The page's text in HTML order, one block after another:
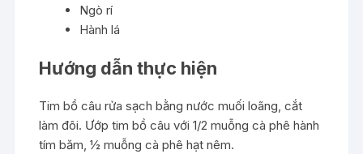
Ngò rí
Hành lá
Hướng dẫn thực hiện
Tim bồ câu rửa sạch bằng nước muối loãng, cắt
làm đôi. Ướp tim bồ câu với 1/2 muỗng cà phê hành
tím băm, ½ muỗng cà phê hạt nêm.